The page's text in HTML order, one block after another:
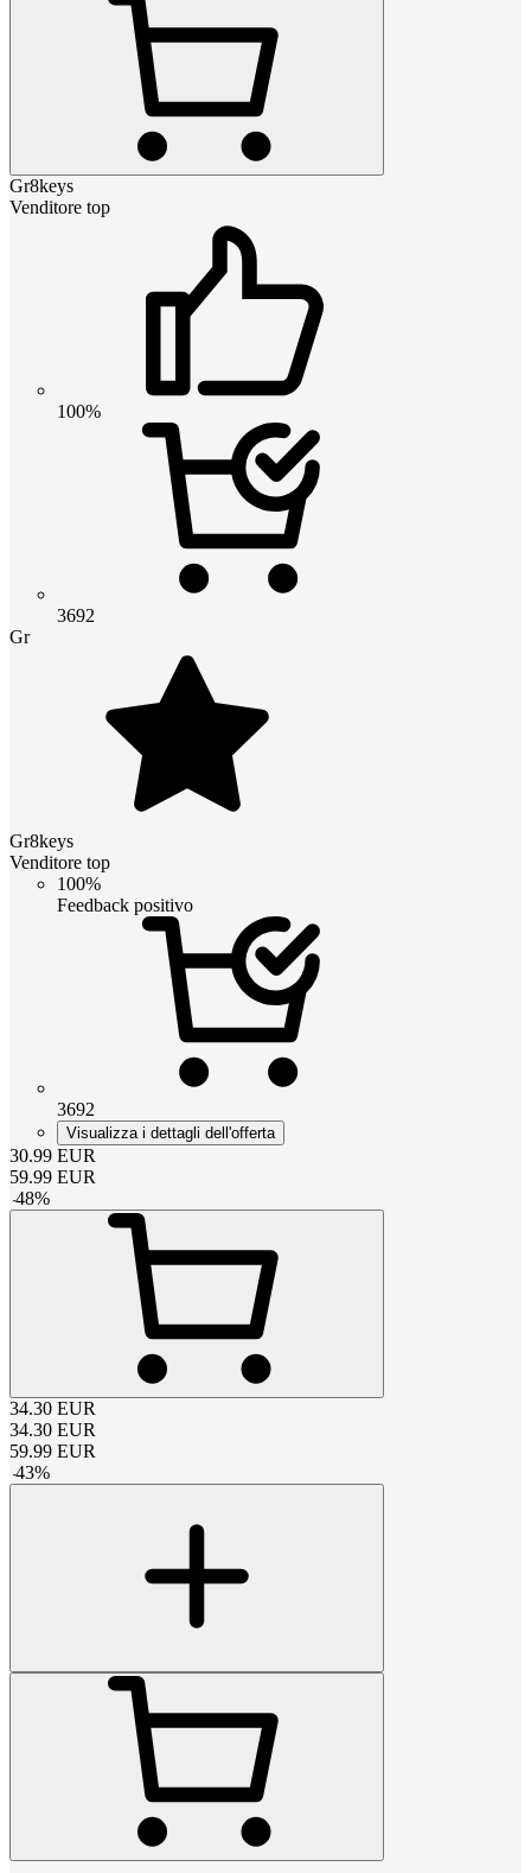
Gr8keys
Venditore top
100%
3692
Gr
Gr8keys
Venditore top
100%
Feedback positivo
3692
Visualizza i dettagli dell'offerta
30.99 EUR
59.99 EUR
-48%
34.30 EUR
34.30 EUR
59.99 EUR
-43%